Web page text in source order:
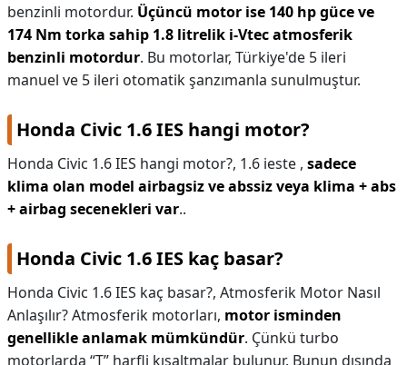
benzinli motordur. Üçüncü motor ise 140 hp güce ve
174 Nm torka sahip 1.8 litrelik i-Vtec atmosferik
benzinli motordur. Bu motorlar, Türkiye'de 5 ileri
manuel ve 5 ileri otomatik şanzımanla sunulmuştur.
Honda Civic 1.6 IES hangi motor?
Honda Civic 1.6 IES hangi motor?, 1.6 ieste , sadece
klima olan model airbagsiz ve abssiz veya klima + abs
+ airbag secenekleri var..
Honda Civic 1.6 IES kaç basar?
Honda Civic 1.6 IES kaç basar?, Atmosferik Motor Nasıl
Anlaşılır? Atmosferik motorları, motor isminden
genellikle anlamak mümkündür. Çünkü turbo
motorlarda “T” harfli kısaltmalar bulunur. Bunun dışında